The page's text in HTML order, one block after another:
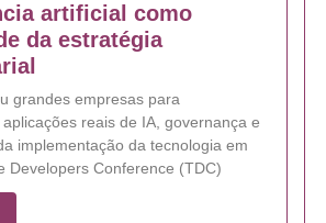
artificial como
da estratégia
grandes empresas para
reais de IA, governança e
implementação da tecnologia em
Developers Conference (TDC)